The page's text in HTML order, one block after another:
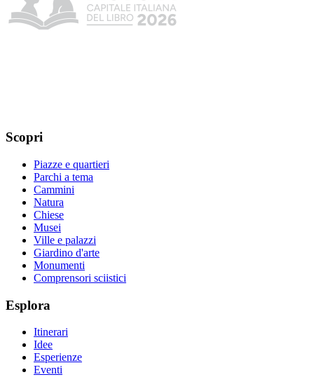
Scopri
Piazze e quartieri
Parchi a tema
Cammini
Natura
Chiese
Musei
Ville e palazzi
Giardino d'arte
Monumenti
Comprensori sciistici
Esplora
Itinerari
Idee
Esperienze
Eventi